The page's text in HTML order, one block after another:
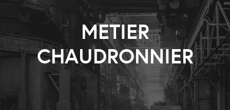
METIER
CHAUDRONNIER